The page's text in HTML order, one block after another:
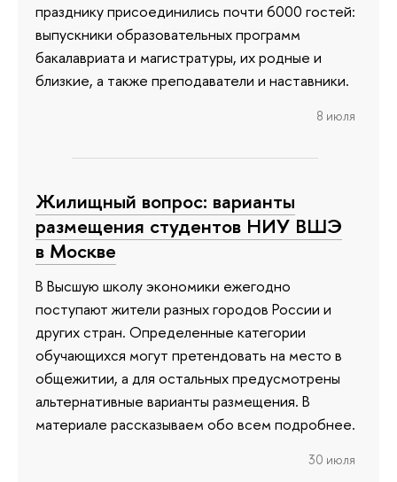
празднику присоединились почти 6000 гостей:
выпускники образовательных программ
бакалавриата и магистратуры, их родные и
близкие, а также преподаватели и наставники.
8 июля
Жилищный вопрос: варианты
размещения студентов НИУ ВШЭ
в Москве
В Высшую школу экономики ежегодно
поступают жители разных городов России и
других стран. Определенные категории
обучающихся могут претендовать на место в
общежитии, а для остальных предусмотрены
альтернативные варианты размещения. В
материале рассказываем обо всем подробнее.
30 июля